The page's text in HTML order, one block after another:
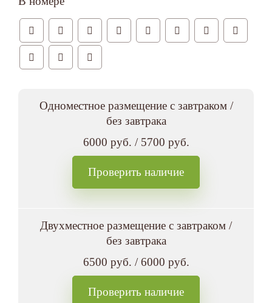
Одноместное размещение с завтраком /
без завтрака
6000 руб. / 5700 руб.
Проверить наличие
Двухместное размещение с завтраком /
без завтрака
6500 руб. / 6000 руб.
Проверить наличие